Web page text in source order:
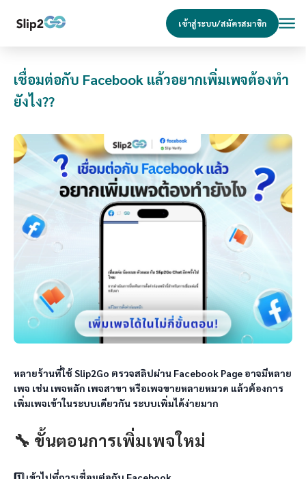
เข้าสู่ระบบ/สมัครสมาชิก
เชื่อมต่อกับ Facebook แล้วอยากเพิ่มเพจต้องทำ
ยังไง??
หลายร้านที่ใช้ Slip2Go ตรวจสลิปผ่าน Facebook Page อาจมีหลาย
เพจ เช่น เพจหลัก เพจสาขา หรือเพจขายหลายหมวด แล้วต้องการ
เพิ่มเพจเข้าในระบบเดียวกัน ระบบเพิ่มได้ง่ายมาก
🔧 ขั้นตอนการเพิ่มเพจใหม่